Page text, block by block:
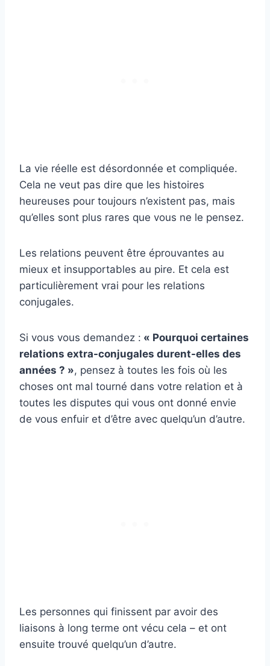
La vie réelle est désordonnée et compliquée.
Cela ne veut pas dire que les histoires
heureuses pour toujours n’existent pas, mais
qu’elles sont plus rares que vous ne le pensez.
Les relations peuvent être éprouvantes au
mieux et insupportables au pire. Et cela est
particulièrement vrai pour les relations
conjugales.
Si vous vous demandez : « Pourquoi certaines
relations extra-conjugales durent-elles des
années ? », pensez à toutes les fois où les
choses ont mal tourné dans votre relation et à
toutes les disputes qui vous ont donné envie
de vous enfuir et d’être avec quelqu’un d’autre.
Les personnes qui finissent par avoir des
liaisons à long terme ont vécu cela – et ont
ensuite trouvé quelqu’un d’autre.